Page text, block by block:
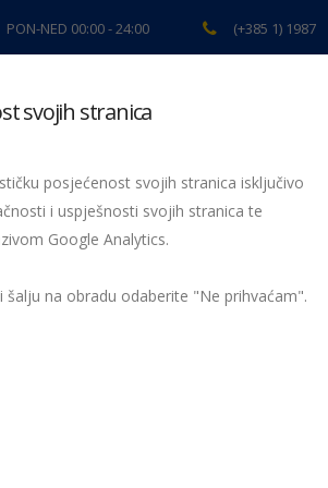
PON-NED 00:00 - 24:00 (+385 1) 1987
Servis Preventiva
Pariz-Bakar u slici” Fotonatjecaj 2020
svojih stranica
posjećenost svojih stranica isključivo
i uspješnosti svojih stranica te
Google Analytics.
na obradu odaberite "Ne prihvaćam".